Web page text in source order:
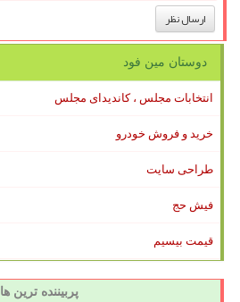
دوستان مین فود
انتخابات مجلس ، کاندیدای مجلس
خرید و فروش خودرو
طراحی سایت
فیش حج
قیمت بیسیم
پربیننده ترین ها